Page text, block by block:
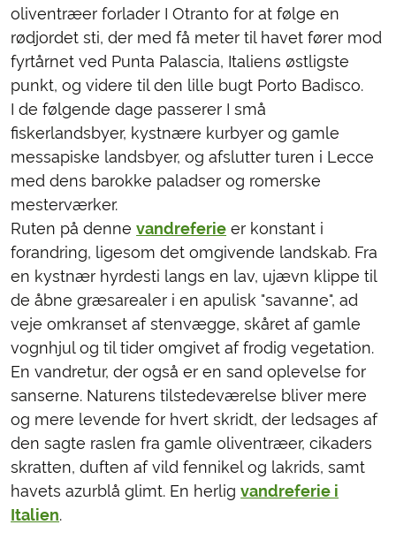
oliventræer forlader I Otranto for at følge en
rødjordet sti, der med få meter til havet fører mod
fyrtårnet ved Punta Palascia, Italiens østligste
punkt, og videre til den lille bugt Porto Badisco.
I de følgende dage passerer I små
fiskerlandsbyer, kystnære kurbyer og gamle
messapiske landsbyer, og afslutter turen i Lecce
med dens barokke paladser og romerske
mesterværker.
Ruten på dennevandreferie er konstant i
forandring, ligesom det omgivende landskab. Fra
en kystnær hyrdesti langs en lav, ujævn klippe til
de åbne græsarealer i en apulisk "savanne", ad
veje omkranset af stenvægge, skåret af gamle
vognhjul og til tider omgivet af frodig vegetation.
En vandretur, der også er en sand oplevelse for
sanserne. Naturens tilstedeværelse bliver mere
og mere levende for hvert skridt, der ledsages af
den sagte raslen fra gamle oliventræer, cikaders
skratten, duften af vild fennikel og lakrids, samt
havets azurblå glimt. En herligvandreferie i
Italien.